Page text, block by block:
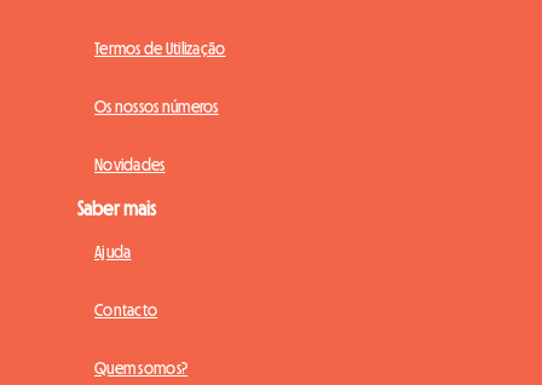
Termos de Utilização
Os nossos números
Novidades
Saber mais
Ajuda
Contacto
Quem somos?